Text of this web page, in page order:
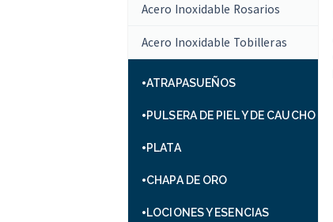
Acero Inoxidable Rosarios
Acero Inoxidable Tobilleras
ATRAPASUEÑOS
PULSERA DE PIEL Y DE CAUCHO
PLATA
CHAPA DE ORO
LOCIONES Y ESENCIAS